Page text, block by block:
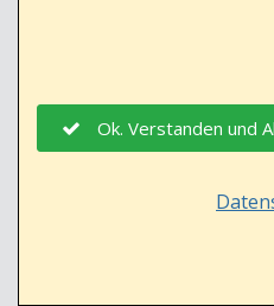
Ok. Verstanden und